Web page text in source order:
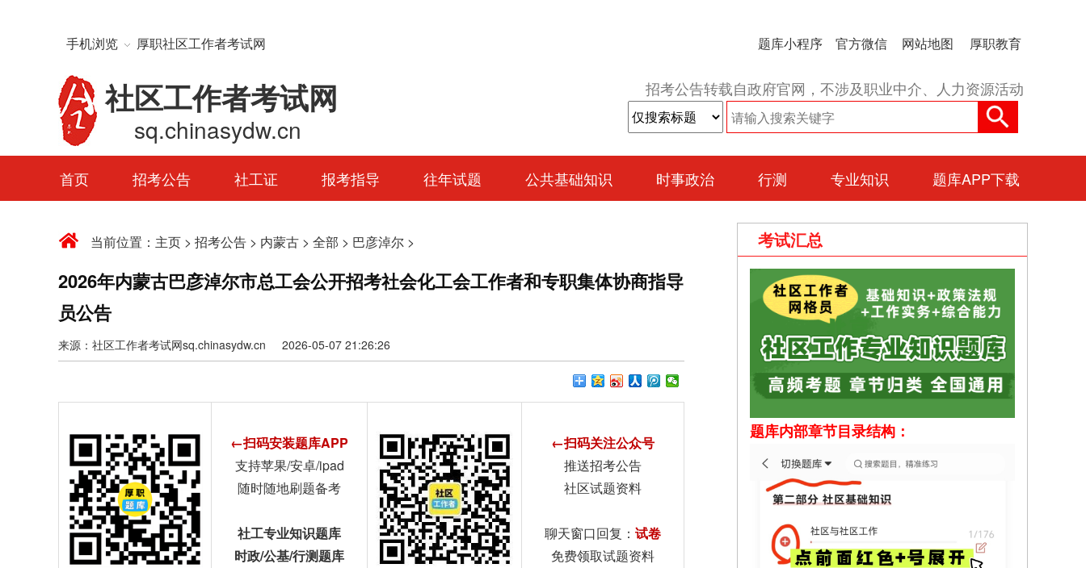
手机浏览 厚职社区工作者考试网 题库小程序 官方微信 网站地图 厚职教育
社区工作者考试网
sq.chinasydw.cn
招考公告转载自政府官网，不涉及职业中介、人力资源活动
首页 招考公告 社工证 报考指导 往年试题 公共基础知识 时事政治 行测 专业知识 题库APP下载
当前位置： 主页 > 招考公告 > 内蒙古 > 全部 > 巴彦淖尔 >
2026年内蒙古巴彦淖尔市总工会公开招考社会化工会工作者和专职集体协商指导
员公告
来源：社区工作者考试网sq.chinasydw.cn 2026-05-07 21:26:26
←扫码安装题库APP
支持苹果/安卓/ipad
随时随地刷题备考
社工专业知识题库
时政/公基/行测题库
←扫码关注公众号
推送招考公告
社区试题资料
聊天窗口回复： 试卷
免费领取试题资料
考试汇总
题库内部章节目录结构：